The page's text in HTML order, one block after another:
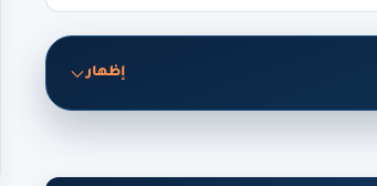
إظهار